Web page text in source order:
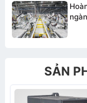
Gửi thông tin
SẢN